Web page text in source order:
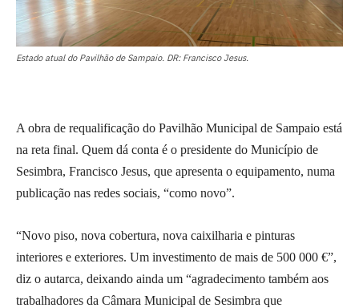
Estado atual do Pavilhão de Sampaio. DR: Francisco Jesus.
A obra de requalificação do Pavilhão Municipal de Sampaio está
na reta final. Quem dá conta é o presidente do Município de
Sesimbra, Francisco Jesus, que apresenta o equipamento, numa
publicação nas redes sociais, “como novo”.
“Novo piso, nova cobertura, nova caixilharia e pinturas
interiores e exteriores. Um investimento de mais de 500 000 €”,
diz o autarca, deixando ainda um “agradecimento também aos
trabalhadores da Câmara Municipal de Sesimbra que